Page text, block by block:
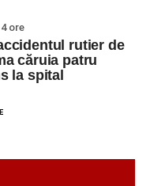
își întărește
achiziții și performanțe
ajuns la spital
ore
rutier de
căruia patru
la spital